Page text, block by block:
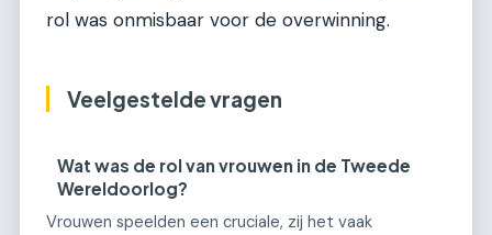
rol was onmisbaar voor de overwinning.
Veelgestelde vragen
Wat was de rol van vrouwen in de Tweede
Wereldoorlog?
Vrouwen speelden een cruciale, zij het vaak